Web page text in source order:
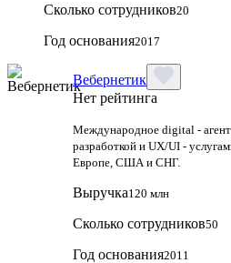
Сколько сотрудников20
Год основания2017
Вебернетик
Нет рейтинга
Международное digital -
разработкой и UX/UI -
Европе, США и СНГ.
Выручка120 млн
Сколько сотрудников50
Год основания2011